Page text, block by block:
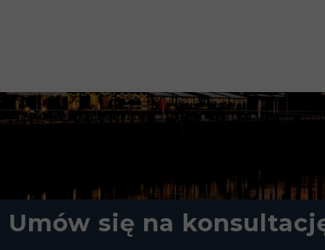
Umów się na